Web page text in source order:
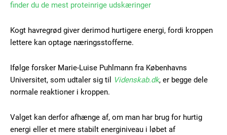
finder du de mest proteinrige udskæringer
Kogt havregrød giver derimod hurtigere energi, fordi kroppen
lettere kan optage næringsstofferne.
Ifølge forsker Marie-Luise Puhlmann fra Københavns
Universitet, som udtaler sig til
Videnskab.dk, er begge dele
normale reaktioner i kroppen.
Valget kan derfor afhænge af, om man har brug for hurtig
energi eller et mere stabilt energiniveau i løbet af